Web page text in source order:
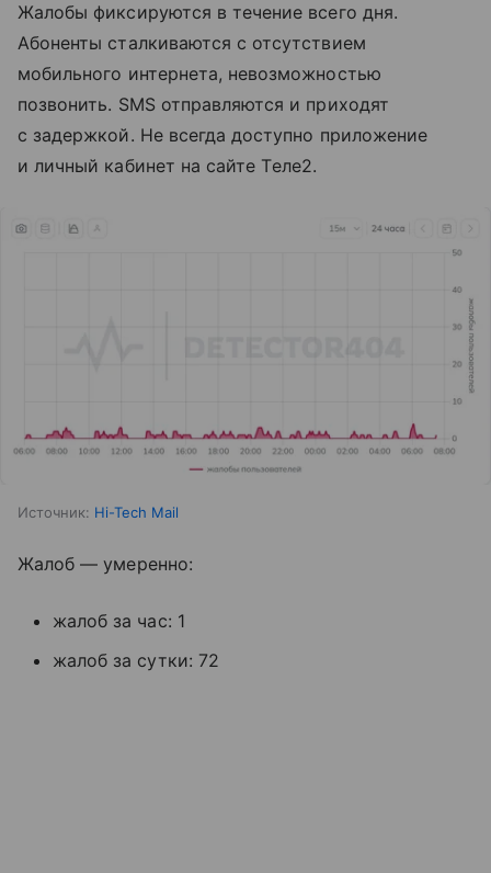
Жалобы фиксируются в течение всего дня.
Абоненты сталкиваются с отсутствием
мобильного интернета, невозможностью
позвонить. SMS отправляются и приходят
с задержкой. Не всегда доступно приложение
и личный кабинет на сайте Tеле2.
Источник: Hi-Tech Mail
Жалоб — умеренно:
жалоб за час: 1
жалоб за сутки: 72